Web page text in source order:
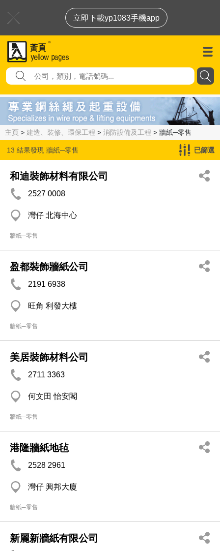
立即下載yp1083手機app
主頁 > 建造、裝修、環保工程 > 消防設備及工程 > 牆紙─零售
13 結果發現 牆紙─零售 已篩選
和迪裝飾材料有限公司
2527 0008
灣仔 北海中心
牆紙─零售
盈都裝飾牆紙公司
2191 6938
旺角 利發大樓
牆紙─零售
美居裝飾材料公司
2711 3363
何文田 怡安閣
牆紙─零售
港隆牆紙地毡
2528 2961
灣仔 興邦大廈
牆紙─零售
新麗新牆紙有限公司